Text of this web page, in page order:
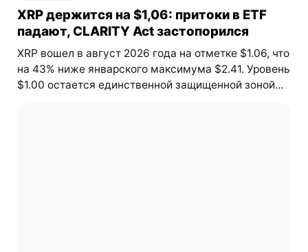
XRP держится на $1,06: притоки в ETF
падают, CLARITY Act застопорился
XRP вошел в август 2026 года на отметке $1.06, что
на 43% ниже январского максимума $2.41. Уровень
$1.00 остается единственной защищенной зоной...